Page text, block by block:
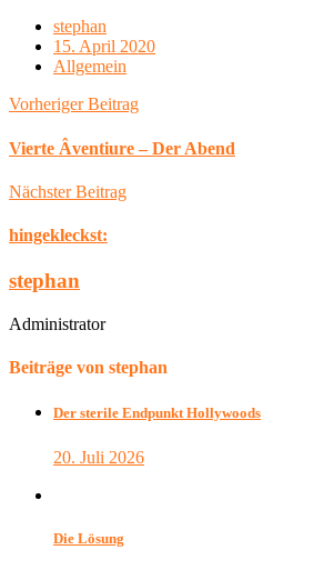
stephan
15. April 2020
Allgemein
Vorheriger Beitrag
Vierte Âventiure – Der Abend
Nächster Beitrag
hingekleckst:
stephan
Administrator
Beiträge von stephan
Der sterile Endpunkt Hollywoods
20. Juli 2026
Die Lösung